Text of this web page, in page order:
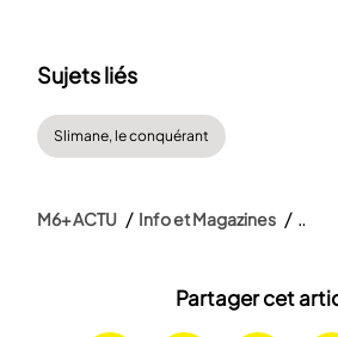
Partager cet
Sujets liés
Slimane, le conquérant
M6+ ACTU Info et Magazines